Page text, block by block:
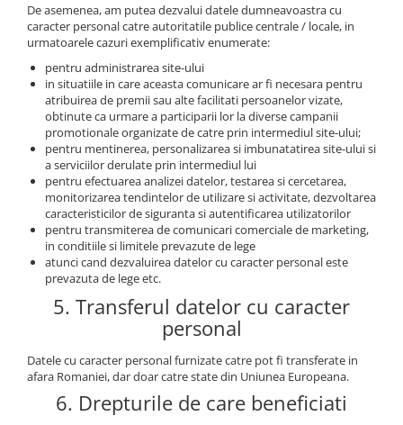
Joystick JCB
Joystick Snorkel
Joystick Danfoss
Joystick Dieci
Joystick Sevcon
Joystick Skyjack
Joystick Niftylift
Joystick Airo
Joystick CTI INTERNAL
Joystick Grove
Joystick Dinolift
Joystick Haulotte
Baterii 6V
Baterii 12V
Piese Rammax
Piese Nilfisk
Piese Neuson
Piese Nagano
Piese Bitelli
Piese Carrier
Piese Yamaguchi
Piese Weiro
Piese Toro
Piese Thomas
Piese Thaler
Piese Tennant
Piese Sumitomo
Piese Beretta
De asemenea, am putea dezvalui datele dumneavoastra cu
caracter personal catre autoritatile publice centrale / locale, in
urmatoarele cazuri exemplificativ enumerate:
pentru administrarea site-ului
in situatiile in care aceasta comunicare ar fi necesara pentru
atribuirea de premii sau alte facilitati persoanelor vizate,
obtinute ca urmare a participarii lor la diverse campanii
promotionale organizate de catre prin intermediul site-ului;
pentru mentinerea, personalizarea si imbunatatirea site-ului si
a serviciilor derulate prin intermediul lui
pentru efectuarea analizei datelor, testarea si cercetarea,
monitorizarea tendintelor de utilizare si activitate, dezvoltarea
caracteristicilor de siguranta si autentificarea utilizatorilor
pentru transmiterea de comunicari comerciale de marketing,
in conditiile si limitele prevazute de lege
atunci cand dezvaluirea datelor cu caracter personal este
prevazuta de lege etc.
5. Transferul datelor cu caracter
personal
Datele cu caracter personal furnizate catre pot fi transferate in
afara Romaniei, dar doar catre state din Uniunea Europeana.
6. Drepturile de care beneficiati